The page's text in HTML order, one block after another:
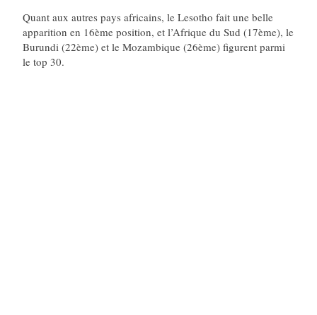
Quant aux autres pays africains, le Lesotho fait une belle
apparition en 16ème position, et l’Afrique du Sud (17ème), le
Burundi (22ème) et le Mozambique (26ème) figurent parmi
le top 30.